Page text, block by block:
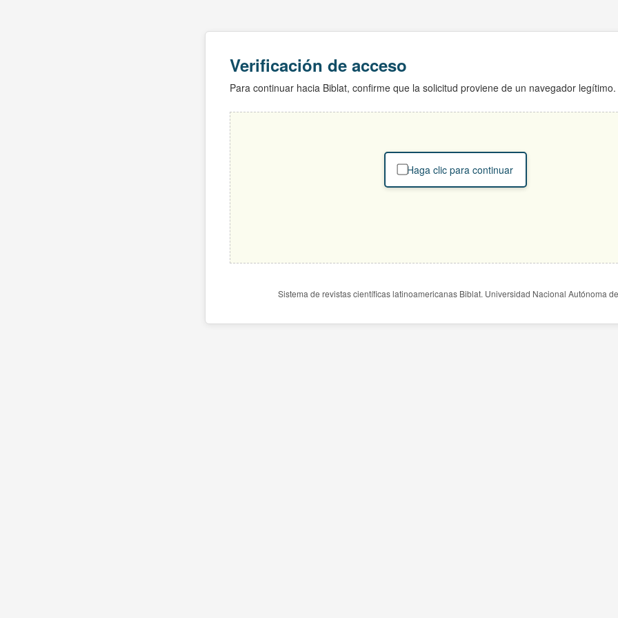
Verificación de acceso
Para continuar hacia Biblat, confirme que la solicitud proviene de un navegador legítimo.
Haga clic para continuar
Sistema de revistas científicas latinoamericanas Biblat. Universidad Nacional Autónoma